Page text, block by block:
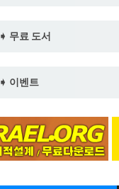
➧ 무료 도서
➧ 이벤트